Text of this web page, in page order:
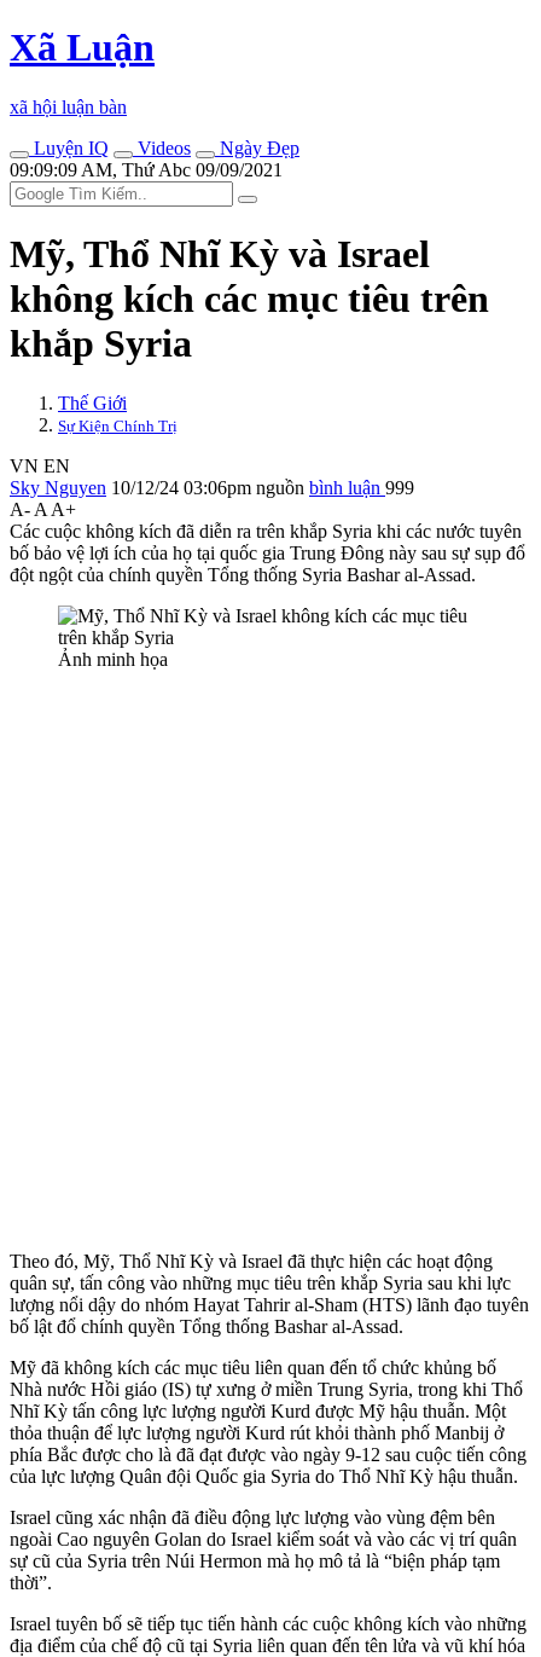
Xã Luận
xã hội luận bàn
Luyện IQ
Videos
Ngày Đẹp
09:09:09 AM, Thứ Abc 09/09/2021
Mỹ, Thổ Nhĩ Kỳ và Israel
không kích các mục tiêu trên
khắp Syria
Thế Giới
Sự Kiện Chính Trị
VN EN
Sky Nguyen 10/12/24 03:06pm nguồn bình luận 999
A- A A+
Các cuộc không kích đã diễn ra trên khắp Syria khi các nước tuyên
bố bảo vệ lợi ích của họ tại quốc gia Trung Đông này sau sự sụp đổ
đột ngột của chính quyền Tổng thống Syria Bashar al-Assad.
Ảnh minh họa
Theo đó, Mỹ, Thổ Nhĩ Kỳ và Israel đã thực hiện các hoạt động
quân sự, tấn công vào những mục tiêu trên khắp Syria sau khi lực
lượng nổi dậy do nhóm Hayat Tahrir al-Sham (HTS) lãnh đạo tuyên
bố lật đổ chính quyền Tổng thống Bashar al-Assad.
Mỹ đã không kích các mục tiêu liên quan đến tổ chức khủ‌ng b‌ố
Nhà nước Hồi giáo (IS) tự xưng ở miền Trung Syria, trong khi Thổ
Nhĩ Kỳ tấn công lực lượng người Kurd được Mỹ hậu thuẫn. Một
thỏa thuận để lực lượng người Kurd rút khỏi thành phố Manbij ở
phía Bắc được cho là đã đạt được vào ngày 9-12 sau cuộc tiến công
của lực lượng Quân đội Quốc gia Syria do Thổ Nhĩ Kỳ hậu thuẫn.
Israel cũng xác nhận đã điều động lực lượng vào vùng đệm bên
ngoài Cao nguyên Golan do Israel kiểm soát và vào các vị trí quân
sự cũ của Syria trên Núi Hermon mà họ mô tả là “biện pháp tạm
thời”.
Israel tuyên bố sẽ tiếp tục tiến hành các cuộc không kích vào những
địa điểm của chế độ cũ tại Syria liên quan đến tên lửa và vũ khí hóa